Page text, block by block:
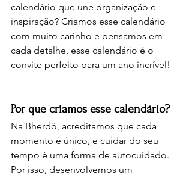
calendário que une organização e
inspiração? Criamos esse calendário
com muito carinho e pensamos em
cada detalhe, esse calendário é o
convite perfeito para um ano incrível!
Por que criamos esse calendário?
Na Bherdô, acreditamos que cada
momento é único, e cuidar do seu
tempo é uma forma de autocuidado.
Por isso, desenvolvemos um